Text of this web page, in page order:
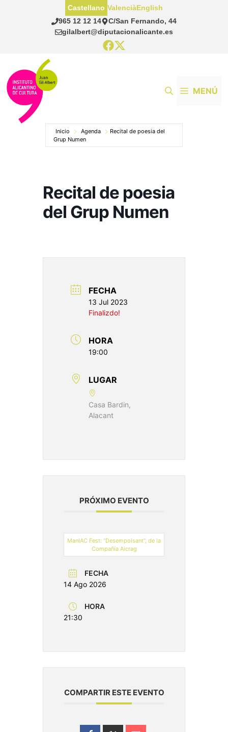
965 12 12 14
C/San Fernando, 44
gilalbert@diputacionalicante.es
Castellano ValenciàEnglish
MENÚ
Inicio Agenda
Recital de poesia del
Grup Numen
Recital de poesia
del Grup Numen
FECHA
13 Jul 2023
Finalizdo!
HORA
19:00
LUGAR
Casa Bardin,
Alacant
PRÓXIMO EVENTO
ManIAC Fest: “Desempolsant”, de la
Compañía Aicrag
FECHA
14 Ago 2026
HORA
21:30
COMPARTIR ESTE EVENTO